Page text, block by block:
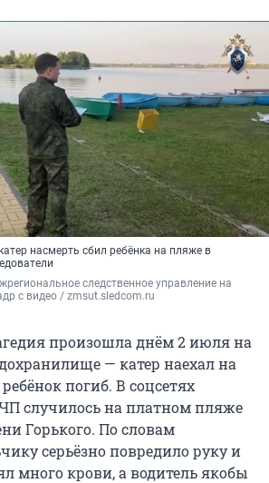
насмерть сбил ребёнка на пляже в
следственное управление на
с видео / zmsut.sledcom.ru
произошла днём 2 июля на
— катер наехал на
погиб. В соцсетях
случилось на платном пляже
Горького. По словам
серьёзно повредило руку и
много крови, а водитель якобы